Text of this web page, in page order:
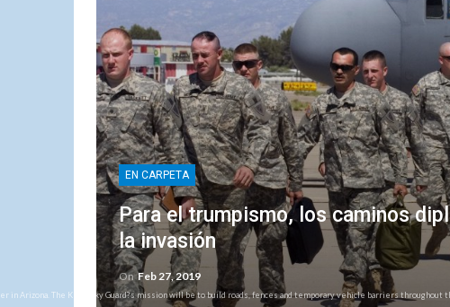
EN CARPETA
Para el trumpismo, los caminos
la invasión
OnFeb 27, 2019
Arizona. The Kentucky Guard?s mission will be to build roads, fences and temporary vehicle barriers throughout